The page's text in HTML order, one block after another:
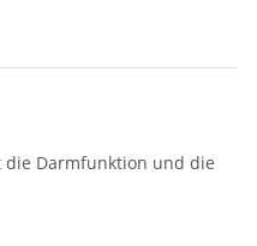
die Darmfunktion und die